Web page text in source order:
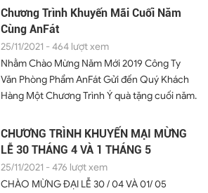
Tiết kiệm nhất” nhằm mang đến cho quý
khách những dịch vụ tốt nhất Chào mừng đại
vui cùng cả nước trong dịp lễ này, công ty
văn phòng phẩm AnFát xin gửi đến quý khách
hàng chương trình khuyến mãi hấp dẫn.
Chung Vui Đại Lễ Nhận Quà AnFát + Nội
Chương Trình Khuyến Mãi Cuối Năm
Cùng AnFát
25/11/2021 - 464 lượt xem
Nhằm Chào Mừng Năm Mới 2019 Công Ty
Văn Phòng Phẩm AnFát Gửi đến Quý Khách
Hàng Một Chương Trình Ý quà tặng cuối năm.
CHƯƠNG TRÌNH KHUYẾN MẠI MỪNG
LỄ 30 THÁNG 4 VÀ 1 THÁNG 5
25/11/2021 - 476 lượt xem
CHÀO MỪNG ĐẠI LỄ 30 / 04 VÀ 01/ 05